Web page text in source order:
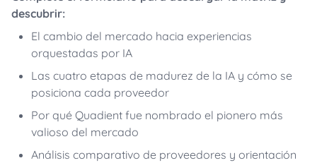
descubrir:
El cambio del mercado hacia experiencias
orquestadas por IA
Las cuatro etapas de madurez de la IA y cómo se
posiciona cada proveedor
Por qué Quadient fue nombrado el pionero más
valioso del mercado
Análisis comparativo de proveedores y orientación